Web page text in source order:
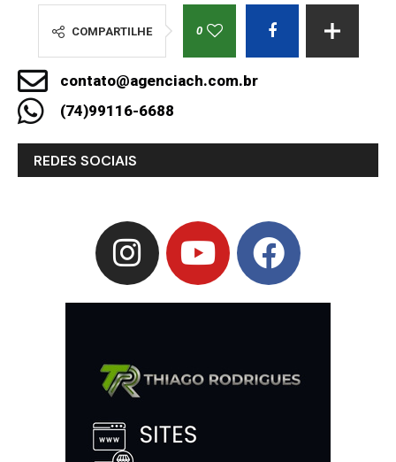
COMPARTILHE 0
contato@agenciach.com.br
(74)99116-6688
REDES SOCIAIS